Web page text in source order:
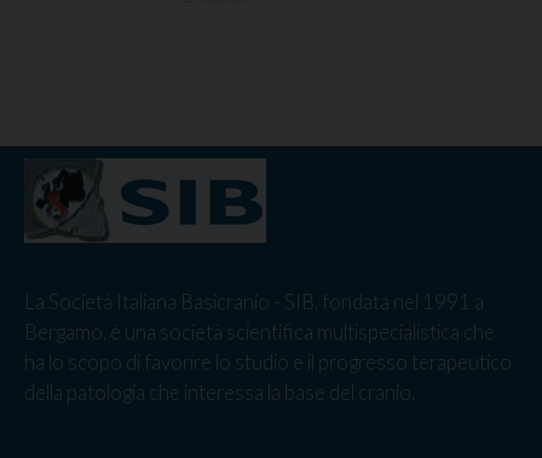
La Società Italiana Basicranio - SIB, fondata nel 1991 a
Bergamo, è una società scientifica multispecialistica che
ha lo scopo di favorire lo studio e il progresso terapeutico
della patologia che interessa la base del cranio.